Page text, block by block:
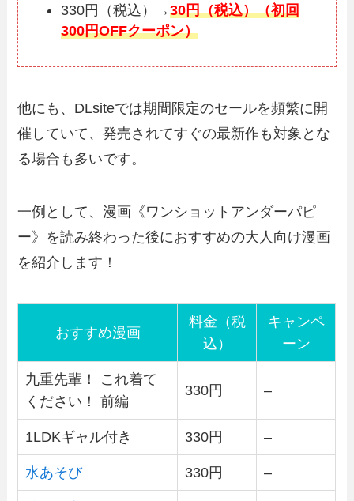
330円（税込）→30円（税込）（初回
300円OFFクーポン）
他にも、DLsiteでは期間限定のセールを頻繁に開
催していて、発売されてすぐの最新作も対象とな
る場合も多いです。
一例として、漫画《ワンショットアンダーパピ
ー》を読み終わった後におすすめの大人向け漫画
を紹介します！
おすすめ漫画
料金（税
込）
キャンペ
ーン
九重先輩！ これ着て
ください！ 前編
330円 –
1LDKギャル付き 330円 –
水あそび 330円 –